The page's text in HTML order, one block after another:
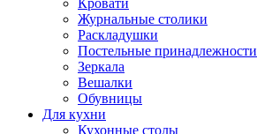
Кровати
Журнальные столики
Раскладушки
Постельные принадлежности
Зеркала
Вешалки
Обувницы
Для кухни
Кухонные столы